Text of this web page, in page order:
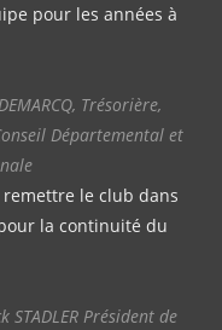
pour les années à
Trésorière,
Départemental et
le club dans
la continuité du
STADLER Président de